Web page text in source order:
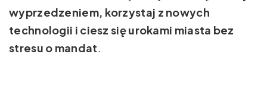
wyprzedzeniem, korzystaj z nowych
technologii i ciesz się urokami miasta bez
stresu o mandat